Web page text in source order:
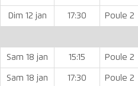
Dim 12 jan 17:30 Poule 2
Sam 18 jan 15:15 Poule 2
Sam 18 jan 17:30 Poule 2